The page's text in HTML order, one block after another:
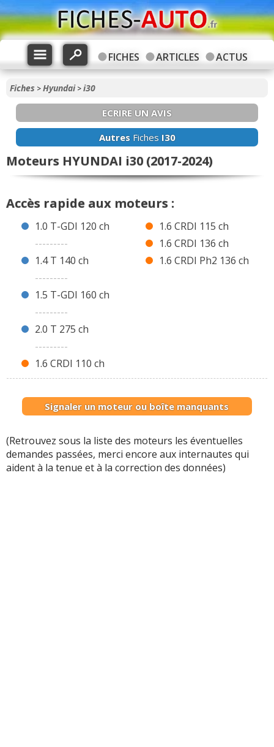
FICHES ARTICLES ACTUS
Fiches >Hyundai>i30
ECRIRE UN AVIS
AutresFiches I30
Moteurs HYUNDAI i30 (2017-2024)
Accès rapide aux moteurs :
1.0 T-GDI 120 ch
---------
1.4 T 140 ch
---------
1.5 T-GDI 160 ch
---------
2.0 T 275 ch
---------
1.6 CRDI 110 ch
1.6 CRDI 115 ch
1.6 CRDI 136 ch
1.6 CRDI Ph2 136 ch
Signaler un moteur ou boîte manquants
(Retrouvez sous la liste des moteurs les éventuelles
demandes passées, merci encore aux internautes qui
aident à la tenue et à la correction des données)